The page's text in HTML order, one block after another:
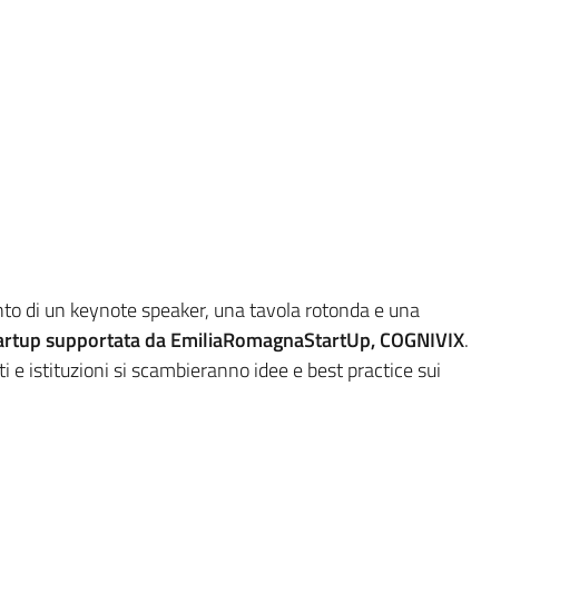
di un keynote speaker, una tavola rotonda e una
supportata da EmiliaRomagnaStartUp, COGNIVIX.
istituzioni si scambieranno idee e best practice sui